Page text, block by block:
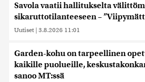
Savola vaatii hallitukselta
sikaruttotilanteeseen –
Uutiset | 3.8.2026 11:01
Garden-kohu on tarpeellinen
kaikille puolueille,
sanoo MT:ssä